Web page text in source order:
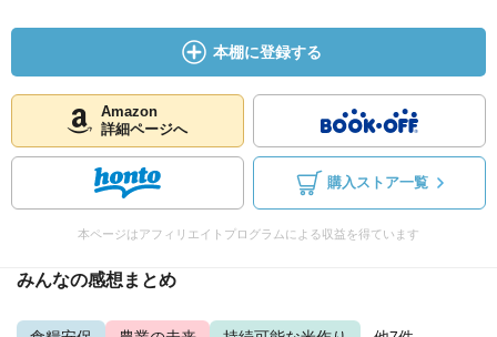
本棚に登録する
Amazon
詳細ページへ
購入ストア一覧
本ページはアフィリエイトプログラムによる収益を得ています
みんなの感想まとめ